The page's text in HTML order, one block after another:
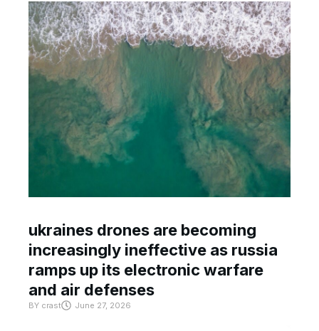
ukraines drones are becoming
increasingly ineffective as russia
ramps up its electronic warfare
and air defenses
BY crast June 27, 2026